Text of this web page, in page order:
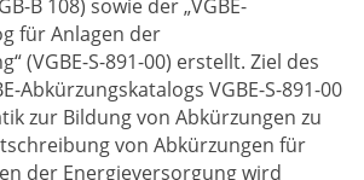
B 108) sowie der „VGBE-
für Anlagen der
(VGBE-S-891-00) erstellt. Ziel des
Abkürzungskatalogs VGBE-S-891-00
zur Bildung von Abkürzungen zu
von Abkürzungen für
der Energieversorgung wird